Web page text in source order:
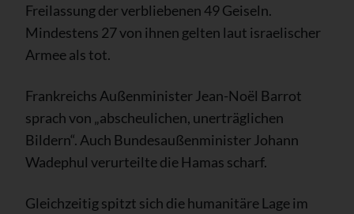
Freilassung der verbliebenen 49 Geiseln.
Mindestens 27 von ihnen gelten laut israelischer
Armee als tot.
Frankreichs Außenminister Jean-Noël Barrot
sprach von „abscheulichen, unerträglichen
Bildern“. Auch Bundesaußenminister Johann
Wadephul verurteilte die Hamas scharf.
Gleichzeitig spitzt sich die humanitäre Lage im